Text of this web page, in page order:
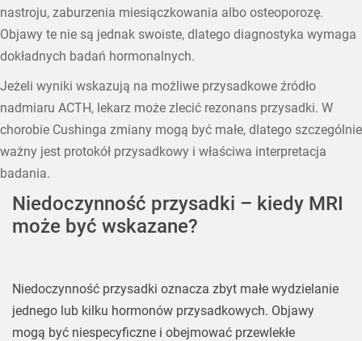
nastroju, zaburzenia miesiączkowania albo osteoporozę.
Objawy te nie są jednak swoiste, dlatego diagnostyka wymaga
dokładnych badań hormonalnych.
Jeżeli wyniki wskazują na możliwe przysadkowe źródło
nadmiaru ACTH, lekarz może zlecić rezonans przysadki. W
chorobie Cushinga zmiany mogą być małe, dlatego szczególnie
ważny jest protokół przysadkowy i właściwa interpretacja
badania.
Niedoczynność przysadki – kiedy MRI
może być wskazane?
Niedoczynność przysadki oznacza zbyt małe wydzielanie
jednego lub kilku hormonów przysadkowych. Objawy
mogą być niespecyficzne i obejmować przewlekłe